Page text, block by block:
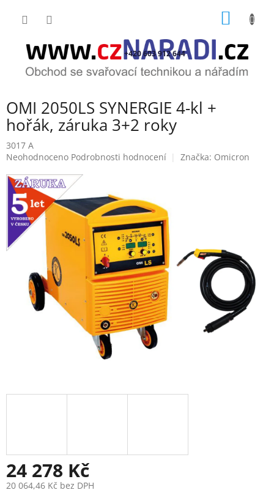
+420 603 912 644
OMI 2050LS SYNERGIE 4-kl +
hořák, záruka 3+2 roky
3017 A
Průměrné
produktu
0,0
hvězdiček.
Neohodnoceno Podrobnosti hodnocení Značka: Omicron
24 278 Kč
20 064,46 Kč bez DPH